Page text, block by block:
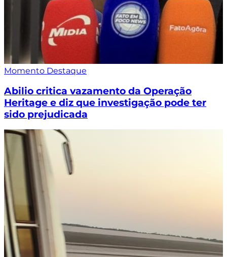
Momento Destaque
Abilio critica vazamento da Operação
Heritage e diz que investigação pode ter
sido prejudicada